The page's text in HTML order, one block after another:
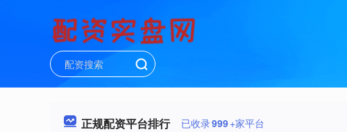
正规配资平台排行 已收录999+家平台